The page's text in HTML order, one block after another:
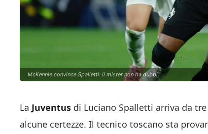
McKennie convince Spalletti: il mister non ha dubbi.
La Juventus di Luciano Spalletti arriva da
alcune certezze. Il tecnico toscano sta